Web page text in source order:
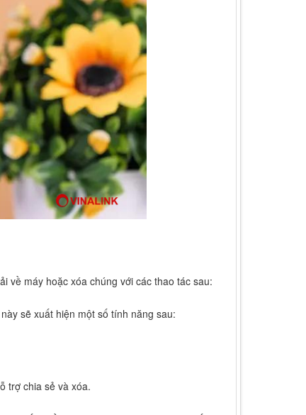
về máy hoặc xóa chúng với các thao tác sau:
sẽ xuất hiện một số tính năng sau:
trợ chia sẻ và xóa.